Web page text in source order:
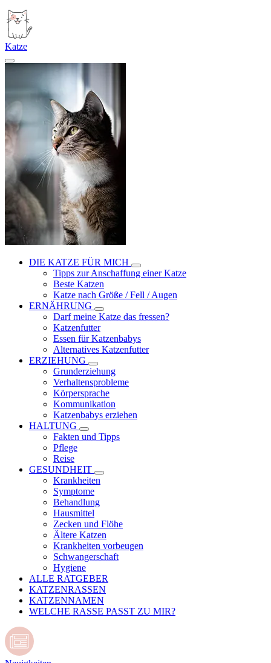
Katze
DIE KATZE FÜR MICH
Tipps zur Anschaffung einer Katze
Beste Katzen
Katze nach Größe / Fell / Augen
ERNÄHRUNG
Darf meine Katze das fressen?
Katzenfutter
Essen für Katzenbabys
Alternatives Katzenfutter
ERZIEHUNG
Grunderziehung
Verhaltensprobleme
Körpersprache
Kommunikation
Katzenbabys erziehen
HALTUNG
Fakten und Tipps
Pflege
Reise
GESUNDHEIT
Krankheiten
Symptome
Behandlung
Hausmittel
Zecken und Flöhe
Ältere Katzen
Krankheiten vorbeugen
Schwangerschaft
Hygiene
ALLE RATGEBER
KATZENRASSEN
KATZENNAMEN
WELCHE RASSE PASST ZU MIR?